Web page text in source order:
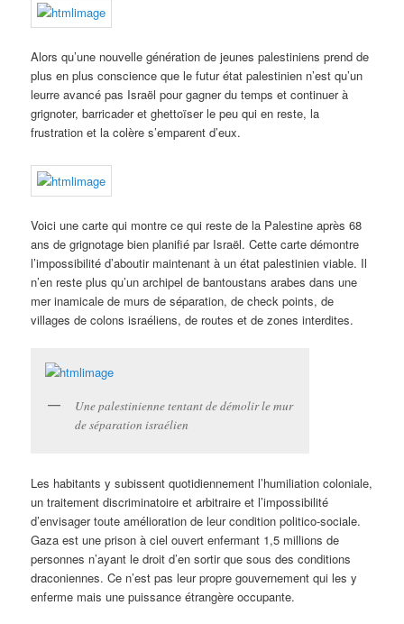
Alors qu’une nouvelle génération de jeunes palestiniens prend de
plus en plus conscience que le futur état palestinien n’est qu’un
leurre avancé pas Israël pour gagner du temps et continuer à
grignoter, barricader et ghettoïser le peu qui en reste, la
frustration et la colère s’emparent d’eux.
Voici une carte qui montre ce qui reste de la Palestine après 68
ans de grignotage bien planifié par Israël. Cette carte démontre
l’impossibilité d’aboutir maintenant à un état palestinien viable. Il
n’en reste plus qu’un archipel de bantoustans arabes dans une
mer inamicale de murs de séparation, de check points, de
villages de colons israéliens, de routes et de zones interdites.
Une palestinienne tentant de démolir le mur
de séparation israélien
Les habitants y subissent quotidiennement l’humiliation coloniale,
un traitement discriminatoire et arbitraire et l’impossibilité
d’envisager toute amélioration de leur condition politico-sociale.
Gaza est une prison à ciel ouvert enfermant 1,5 millions de
personnes n’ayant le droit d’en sortir que sous des conditions
draconiennes. Ce n’est pas leur propre gouvernement qui les y
enferme mais une puissance étrangère occupante.